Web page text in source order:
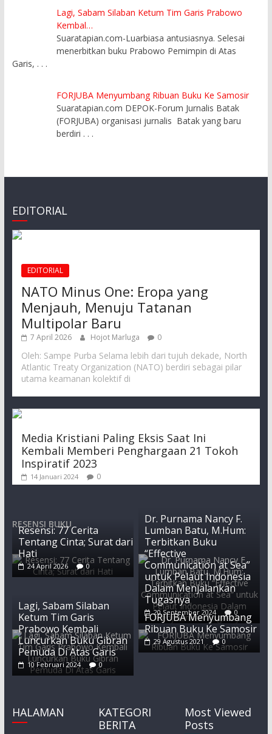
Lagi, Sabam Silaban Ketum Tim Garis Prabowo
Kembal…
Suaratapian.com-Luarbiasa antusiasnya. Selesai
menerbitkan buku Prabowo Pemimpin di Atas
Garis, . . .
FORJUBA Menyumbang Ribuan Buku Ke Samosir
Suaratapian.com DEPOK-Forum Jurnalis Batak
(FORJUBA) organisasi jurnalis Batak yang baru
berdiri . . .
EDITORIAL
EDITORIAL
NATO Minus One: Eropa yang
Menjauh, Menuju Tatanan
Multipolar Baru
7 April 2026 Hojot Marluga 0
Oleh: Sampe Purba Selama lebih dari tujuh dekade, North
Atlantic Treaty Organization (NATO) berdiri sebagai pilar
utama keamanan kolektif di
Media Kristiani Paling Eksis Saat Ini
Kembali Memberi Penghargaan 21 Tokoh
Inspiratif 2023
14 Januari 2024 0
RESENSI BUKU
Resensi: 77 Cerita
Tentang Cinta; Surat dari
Hati
24 April 2026 0
Dr. Purnama Nancy F.
Lumban Batu, M.Hum:
Terbitkan Buku
“Effective
Communication at Sea”
untuk Pelaut Indonesia
Dalam Menjalankan
Tugasnya
20 September 2024 0
Lagi, Sabam Silaban
Ketum Tim Garis
Prabowo Kembali
Luncurkan Buku Gibran
Pemuda Di Atas Garis
10 Februari 2024 0
FORJUBA Menyumbang
Ribuan Buku Ke Samosir
29 Agustus 2021 0
HALAMAN
KATEGORI
BERITA
Most Viewed
Posts